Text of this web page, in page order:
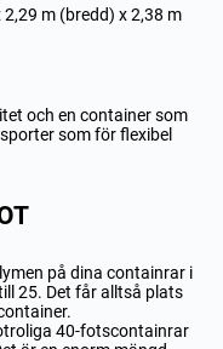
m (bredd) x 2,38 m
och en container som
som för flexibel
på dina containrar i
25. Det får alltså plats
40-fotscontainrar